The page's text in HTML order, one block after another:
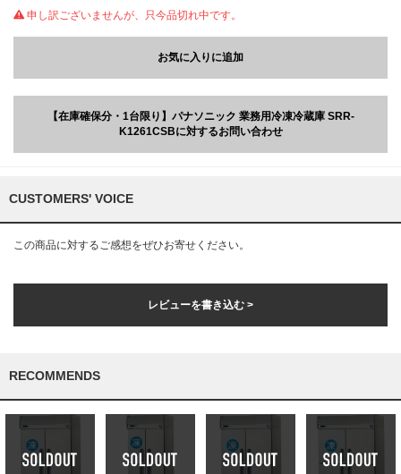
申し訳ございませんが、只今品切れ中です。
お気に入りに追加
【在庫確保分・1台限り】パナソニック 業務用冷凍冷蔵庫 SRR-
K1261CSBに対するお問い合わせ
CUSTOMERS' VOICE
この商品に対するご感想をぜひお寄せください。
レビューを書き込む >
RECOMMENDS